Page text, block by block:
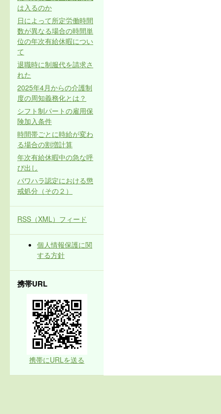
は入るのか
日によって所定労働時間
数が異なる場合の時間単
位の年次有給休暇につい
て
退職時に制服代を請求さ
れた
2025年4月からの介護制
度の周知義務化とは？
シフト制パートの雇用保
険加入条件
時間帯ごとに時給が変わ
る場合の割増計算
年次有給休暇中の急な呼
び出し
パワハラ認定における懲
戒処分（その２）
RSS（XML）フィード
個人情報保護に関
する方針
携帯URL
携帯にURLを送る